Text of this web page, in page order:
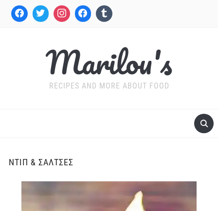
Marilou's
RECIPES AND MORE ABOUT FOOD
ΝΤΙΠ & ΣΆΛΤΣΕΣ